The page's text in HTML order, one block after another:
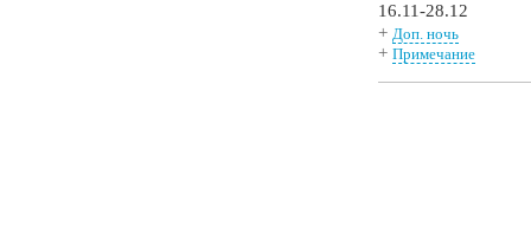
16.11-28.12
+Доп. ночь
+Примечание